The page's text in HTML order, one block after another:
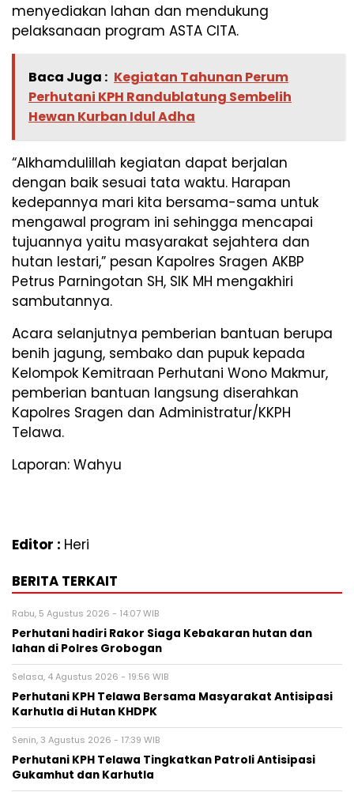
menyediakan lahan dan mendukung
pelaksanaan program ASTA CITA.
Baca Juga : Kegiatan Tahunan Perum
Perhutani KPH Randublatung Sembelih
Hewan Kurban Idul Adha
“Alkhamdulillah kegiatan dapat berjalan
dengan baik sesuai tata waktu. Harapan
kedepannya mari kita bersama-sama untuk
mengawal program ini sehingga mencapai
tujuannya yaitu masyarakat sejahtera dan
hutan lestari,” pesan Kapolres Sragen AKBP
Petrus Parningotan SH, SIK MH mengakhiri
sambutannya.
Acara selanjutnya pemberian bantuan berupa
benih jagung, sembako dan pupuk kepada
Kelompok Kemitraan Perhutani Wono Makmur,
pemberian bantuan langsung diserahkan
Kapolres Sragen dan Administratur/KKPH
Telawa.
Laporan: Wahyu
Editor : Heri
BERITA TERKAIT
Rabu, 5 Agustus 2026 - 14:07 WIB
Perhutani hadiri Rakor Siaga Kebakaran hutan dan
lahan di Polres Grobogan
Selasa, 4 Agustus 2026 - 19:56 WIB
Perhutani KPH Telawa Bersama Masyarakat Antisipasi
Karhutla di Hutan KHDPK
Senin, 3 Agustus 2026 - 17:39 WIB
Perhutani KPH Telawa Tingkatkan Patroli Antisipasi
Gukamhut dan Karhutla